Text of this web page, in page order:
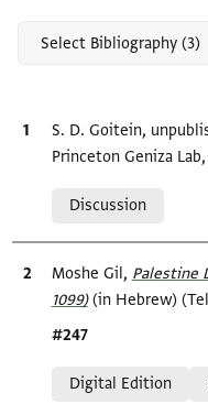
Bibliographic citation
S. D. Goitein,
Princeton Geniza
Discussion
Bibliographic citation
Moshe Gil, Palestine
1099)‎(in Hebrew)
Location in source
#247
Digital Edition